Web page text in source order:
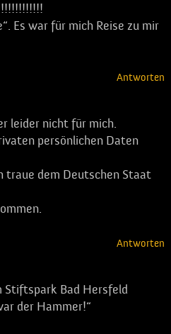
Es war für mich Reise zu mir
Antworten
leider nicht für mich.
persönlichen Daten
traue dem Deutschen Staat
Antworten
Stiftspark Bad Hersfeld
der Hammer!“